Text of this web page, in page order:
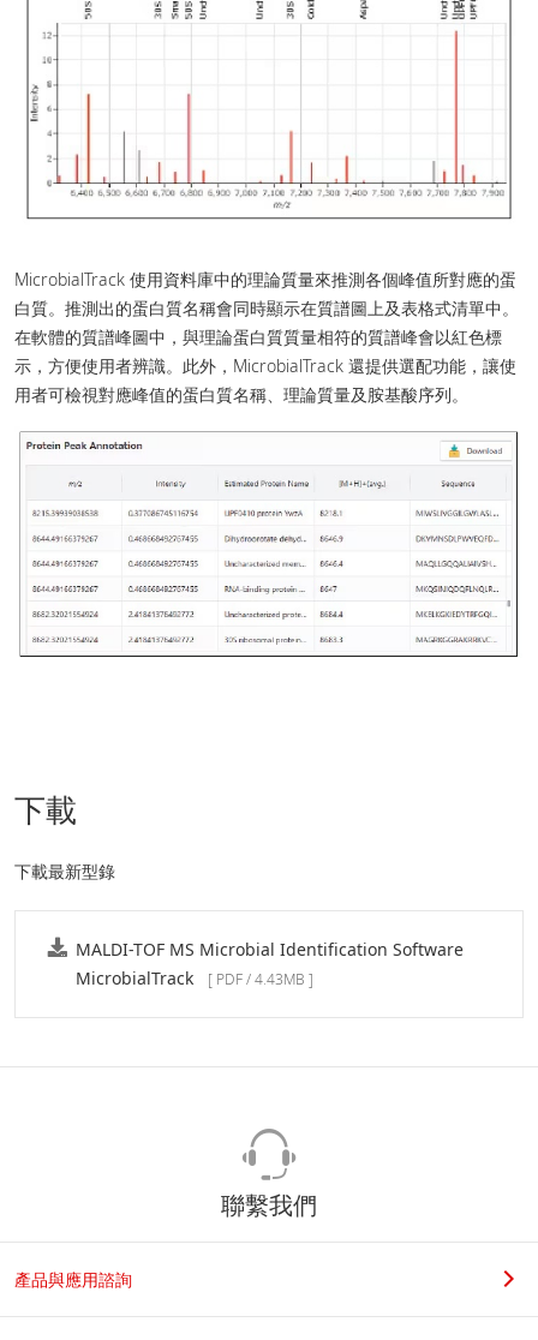
MicrobialTrack 使用資料庫中的理論質量來推測各個峰值所對應的蛋
白質。推測出的蛋白質名稱會同時顯示在質譜圖上及表格式清單中。
在軟體的質譜峰圖中，與理論蛋白質質量相符的質譜峰會以紅色標
示，方便使用者辨識。此外，MicrobialTrack 還提供選配功能，讓使
用者可檢視對應峰值的蛋白質名稱、理論質量及胺基酸序列。
下載
下載最新型錄
MALDI-TOF MS Microbial Identification Software
MicrobialTrack
[ PDF / 4.43MB ]
聯繫我們
產品與應用諮詢